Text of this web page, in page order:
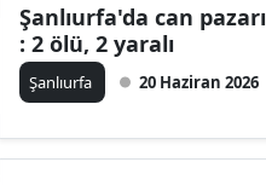
Şanlıurfa'da can pazarı
: 2 ölü, 2 yaralı
Şanlıurfa 20 Haziran 2026